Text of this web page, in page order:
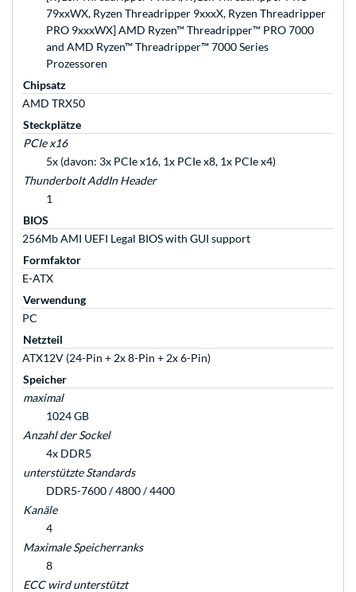
79xxWX, Ryzen Threadripper 9xxxX, Ryzen Threadripper
PRO 9xxxWX] AMD Ryzen™ Threadripper™ PRO 7000
and AMD Ryzen™ Threadripper™ 7000 Series
Prozessoren
Chipsatz
AMD TRX50
Steckplätze
PCIe x16
5x (davon: 3x PCIe x16, 1x PCIe x8, 1x PCIe x4)
Thunderbolt AddIn Header
1
BIOS
256Mb AMI UEFI Legal BIOS with GUI support
Formfaktor
E-ATX
Verwendung
PC
Netzteil
ATX12V (24-Pin + 2x 8-Pin + 2x 6-Pin)
Speicher
maximal
1024 GB
Anzahl der Sockel
4x DDR5
unterstützte Standards
DDR5-7600 / 4800 / 4400
Kanäle
4
Maximale Speicherranks
8
ECC wird unterstützt